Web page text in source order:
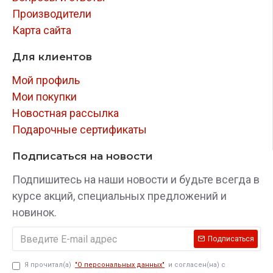
щитка кузова (фото №4), при повороте
рулевого колеса влево рукоятка
педального узла (фото №5).
Примечание по установке
блокиратора Garant BLOK PRO:
рукоятка стопора исключают полный
перед установкой муфты удалите этикетку
(или ее часть) с рулевого вала (см по
стрелке фото №1).
при установке БРВ учитывать положение
Производители
Карта сайта
Для клиентов
Мой профиль
Мои покупки
Новостная рассылка
Подарочные сертификаты
Подписаться на новости
Подпишитесь на наши новости и будьте всегда в
курсе акций, специальных предложений и
новинок.
Подписаться
Я прочитал(а) "О персональных данных"
и согласен(на) с